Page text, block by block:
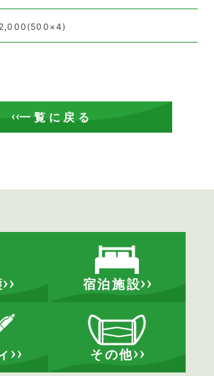
2,000(500×4)
一覧に戻る
宿泊施設
その他